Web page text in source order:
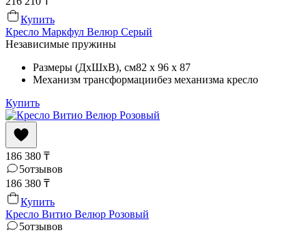
Купить
Кресло Маркфул Велюр Серый
Независимые пружины
Размеры (ДхШхВ), см82 x 96 x 87
Механизм трансформациибез механизма кресло
Купить
186 380 ₸
5отзывов
186 380 ₸
Купить
Кресло Витио Велюр Розовый
5отзывов